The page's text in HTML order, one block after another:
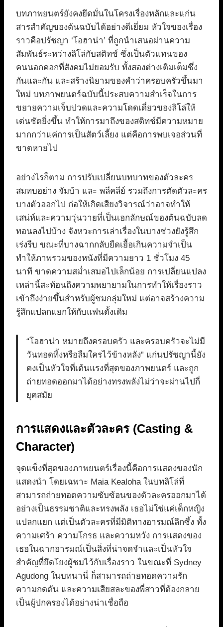
บทภาพยนตร์ยังคงยึดมั่นในโครงเรื่องหลักและแก่น
สารสำคัญของต้นฉบับได้อย่างดีเยี่ยม หัวใจของเรื่อง
ราวคือปรัชญา ‘โอฮาน่า’ ที่ถูกนำเสนอผ่านความ
สัมพันธ์ระหว่างลิโล่กับสติทช์ ซึ่งเป็นตัวแทนของ
คนนอกคอกที่สังคมไม่ยอมรับ ทั้งสองต่างเติมเต็มซึ่ง
กันและกัน และสร้างนิยามของคำว่าครอบครัวขึ้นมา
ใหม่ บทภาพยนตร์ฉบับนี้ประสบความสำเร็จในการ
ขยายความเจ็บปวดและความโดดเดี่ยวของลิโล่ให้
เด่นชัดยิ่งขึ้น ทำให้การมาถึงของสติทช์มีความหมาย
มากกว่าแค่การเป็นสัตว์เลี้ยง แต่คือการพบเจอส่วนที่
ขาดหายไป
อย่างไรก็ตาม การปรับเปลี่ยนบทบาทของตัวละคร
สมทบอย่าง จัมบ้า และ พลีคลีย์ รวมถึงการตัดตัวละคร
บางตัวออกไป ก่อให้เกิดเสียงวิจารณ์ว่าอาจทำให้
เสน่ห์และความวุ่นวายที่เป็นเอกลักษณ์ของต้นฉบับลด
ทอนลงไปบ้าง จังหวะการเล่าเรื่องในบางช่วงยังรู้สึก
เร่งรีบ ขณะที่บางฉากกลับยืดเยื้อเกินความจำเป็น
ทำให้ภาพรวมของหนังที่มีความยาว 1 ชั่วโมง 45
นาที ขาดความสม่ำเสมอไปเล็กน้อย การเปลี่ยนแปลง
เหล่านี้สะท้อนถึงความพยายามในการทำให้เรื่องราว
เข้าถึงง่ายขึ้นสำหรับผู้ชมกลุ่มใหม่ แต่อาจสร้างความ
รู้สึกแปลกแยกให้กับแฟนดั้งเดิม
“โอฮาน่า หมายถึงครอบครัว และครอบครัวจะไม่มี
วันทอดทิ้งหรือลืมใครไว้ข้างหลัง” แก่นปรัชญานี้ยัง
คงเป็นหัวใจที่เต้นแรงที่สุดของภาพยนตร์ และถูก
ถ่ายทอดออกมาได้อย่างทรงพลังไม่ว่าจะผ่านไปกี่
ยุคสมัย
การแสดงและตัวละคร (Casting &
Character)
จุดแข็งที่สุดของภาพยนตร์เรื่องนี้คือการแสดงของนัก
แสดงนำ โดยเฉพาะ Maia Kealoha ในบทลิโล่ที่
สามารถถ่ายทอดความซับซ้อนของตัวละครออกมาได้
อย่างเป็นธรรมชาติและทรงพลัง เธอไม่ใช่แค่เด็กหญิง
แปลกแยก แต่เป็นตัวละครที่มีมิติทางอารมณ์ลึกซึ้ง ทั้ง
ความเศร้า ความโกรธ และความหวัง การแสดงของ
เธอในฉากอารมณ์เป็นสิ่งที่น่าจดจำและเป็นหัวใจ
สำคัญที่ยึดโยงผู้ชมไว้กับเรื่องราว ในขณะที่ Sydney
Agudong ในบทนานี่ ก็สามารถถ่ายทอดความรัก
ความกดดัน และความเสียสละของพี่สาวที่ต้องกลาย
เป็นผู้ปกครองได้อย่างน่าเชื่อถือ